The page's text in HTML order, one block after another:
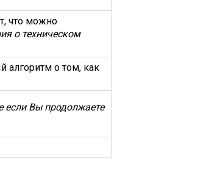
что можно
о техническом
алгоритм о том, как
если Вы продолжаете